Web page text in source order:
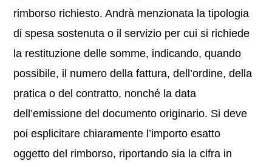
rimborso richiesto. Andrà menzionata la tipologia
di spesa sostenuta o il servizio per cui si richiede
la restituzione delle somme, indicando, quando
possibile, il numero della fattura, dell’ordine, della
pratica o del contratto, nonché la data
dell’emissione del documento originario. Si deve
poi esplicitare chiaramente l’importo esatto
oggetto del rimborso, riportando sia la cifra in